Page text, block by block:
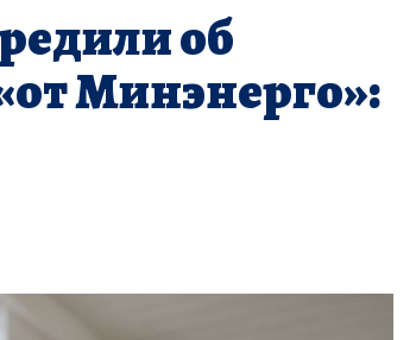
об
Минэнерго»: